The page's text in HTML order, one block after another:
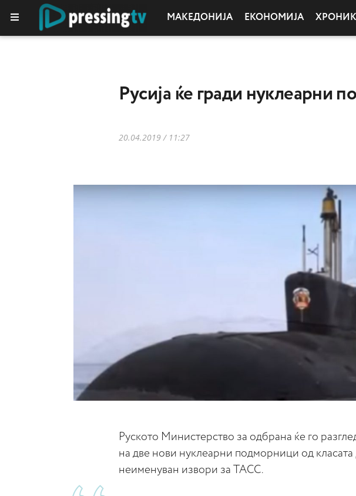
МАКЕДОНИЈА ЕКОНОМИЈА
Русија ќе гради нуклеарни
20.04.2019 / 11:27
Руското Министерство за одбрана ќе го
на две нови нуклеарни подморници од класата
неименуван извори за ТАСС.